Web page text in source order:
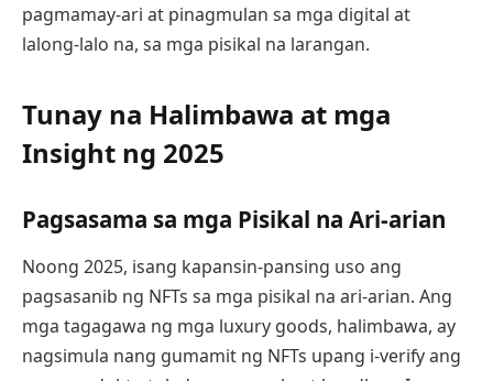
pagmamay-ari at pinagmulan sa mga digital at
lalong-lalo na, sa mga pisikal na larangan.
Tunay na Halimbawa at mga
Insight ng 2025
Pagsasama sa mga Pisikal na Ari-arian
Noong 2025, isang kapansin-pansing uso ang
pagsasanib ng NFTs sa mga pisikal na ari-arian. Ang
mga tagagawa ng mga luxury goods, halimbawa, ay
nagsimula nang gumamit ng NFTs upang i-verify ang